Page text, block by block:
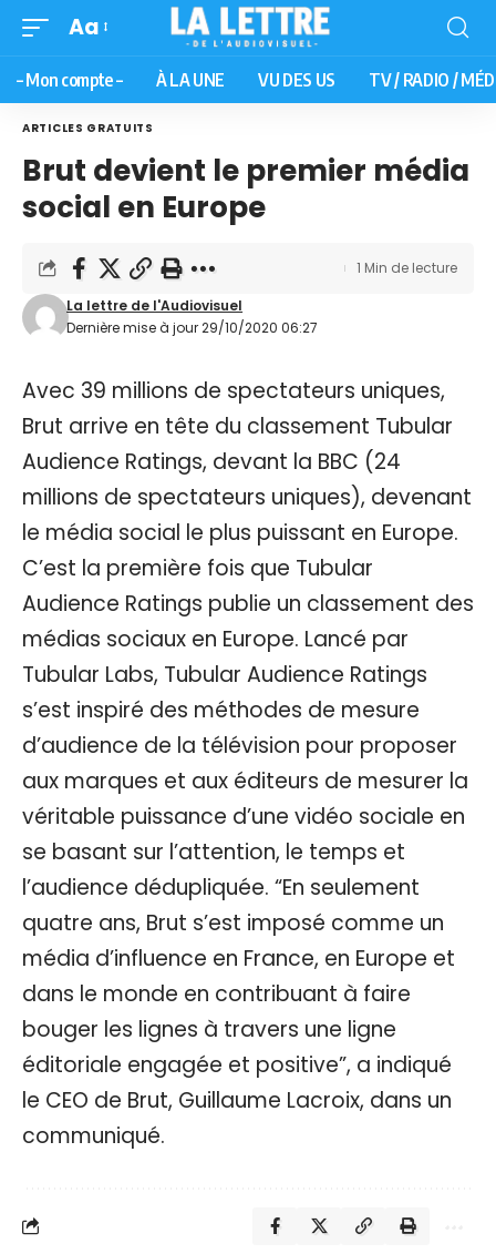
Aa
– Mon compte – À LA UNE VU DES US TV / RADIO /
ARTICLES GRATUITS
Brut devient le premier média
social en Europe
Dernière mise à jour 29/10/2020 06:27
La lettre de l'Audiovisuel
1 Min de lecture
Avec 39 millions de spectateurs uniques,
Brut arrive en tête du classement Tubular
Audience Ratings, devant la BBC (24
millions de spectateurs uniques), devenant
le média social le plus puissant en Europe.
C’est la première fois que Tubular
Audience Ratings publie un classement des
médias sociaux en Europe. Lancé par
Tubular Labs, Tubular Audience Ratings
s’est inspiré des méthodes de mesure
d’audience de la télévision pour proposer
aux marques et aux éditeurs de mesurer la
véritable puissance d’une vidéo sociale en
se basant sur l’attention, le temps et
l’audience dédupliquée. “En seulement
quatre ans, Brut s’est imposé comme un
média d’influence en France, en Europe et
dans le monde en contribuant à faire
bouger les lignes à travers une ligne
éditoriale engagée et positive”, a indiqué
le CEO de Brut, Guillaume Lacroix, dans un
communiqué.